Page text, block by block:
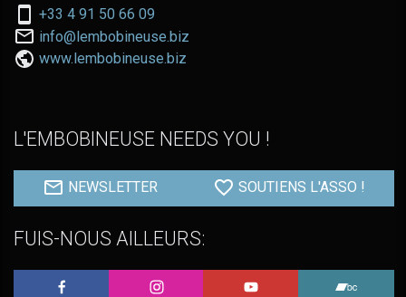
Nous
téléphoner
au:
+33 4 91 50 66 09
Nous
contacter
info@lembobineuse.biz
www.lembobineuse.biz
L'EMBOBINEUSE NEEDS YOU !
NEWSLETTER SOUTIENS L'ASSO !
FUIS-NOUS AILLEURS:
L'Embobineuse sur FacebookL'Embobineuse sur Instagram
L'Embobineuse sur